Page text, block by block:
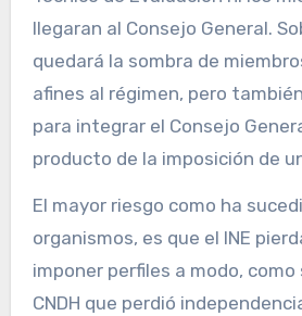
llegaran al Consejo General.
quedará la sombra de
afines al régimen, pero
para integrar el Consejo
producto de la imposición de
El mayor riesgo como ha
organismos, es que el INE
imponer perfiles a modo, como
CNDH que perdió